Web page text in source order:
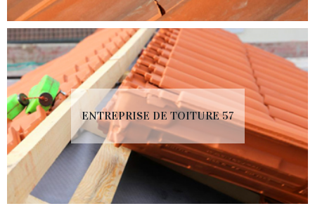
ENTREPRISE DE TOITURE 57